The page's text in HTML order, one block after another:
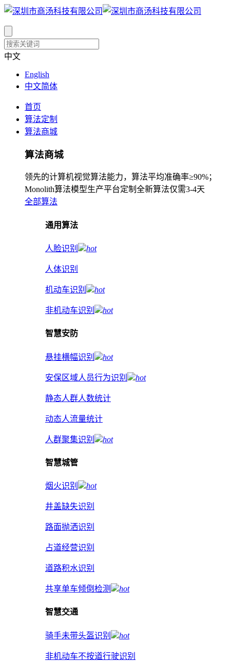
中文
English
中文简体
首页
算法定制
算法商城
算法商城
领先的计算机视觉算法能力，算法平均准确率≥90%；
Monolith算法模型生产平台定制全新算法仅需3-4天
全部算法
通用算法
人脸识别 hot
人体识别
机动车识别 hot
非机动车识别 hot
智慧安防
悬挂横幅识别 hot
安保区域人员行为识别 hot
静态人群人数统计
动态人流量统计
人群聚集识别 hot
智慧城管
烟火识别 hot
井盖缺失识别
路面抛洒识别
占道经营识别
道路积水识别
共享单车倾倒检测 hot
智慧交通
骑手未带头盔识别 hot
非机动车不按道行驶识别